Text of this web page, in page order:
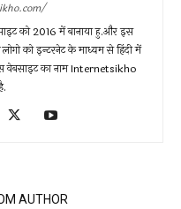
को 2016 में बानाया हु.और इस
को इन्टरनेट के माध्यम से हिंदी में
वेबसाइट का नाम Internetsikho
AUTHOR